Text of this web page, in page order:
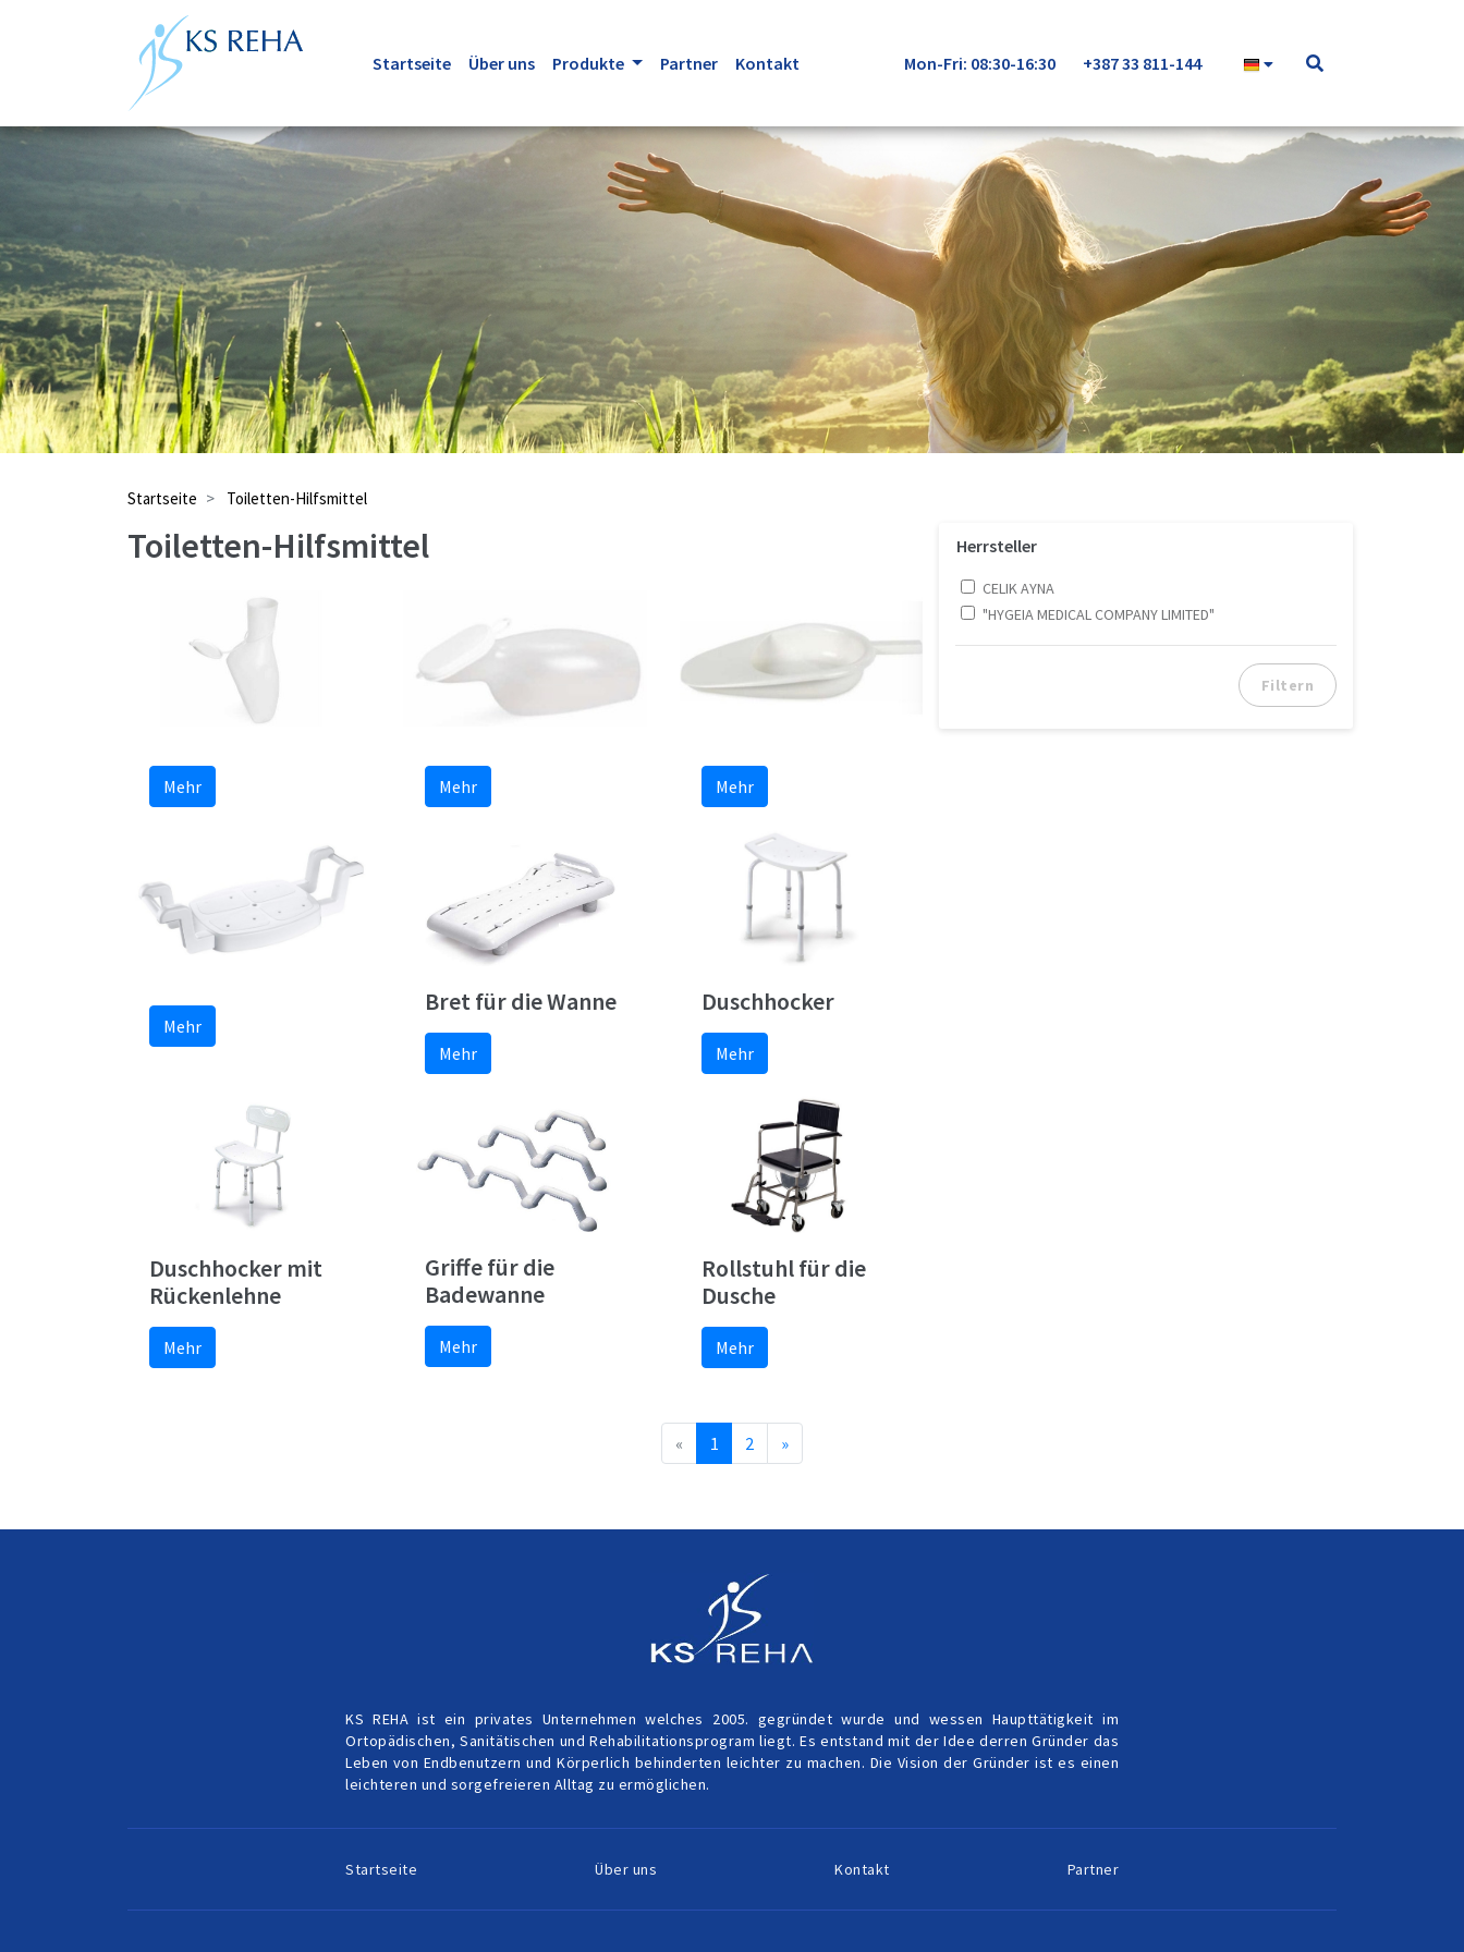
Startseite Über uns Produkte Partner Kontakt Mon-Fri: 08:30-16:30 +387 33 811-144
Startseite Toiletten-Hilfsmittel
Toiletten-Hilfsmittel
Mehr Mehr Mehr
Mehr
Bret für die Wanne
Mehr
Duschhocker
Mehr
Duschhocker mit
Rückenlehne
Mehr
Griffe für die
Badewanne
Mehr
Rollstuhl für die
Dusche
Mehr
Herrsteller
CELIK AYNA
"HYGEIA MEDICAL COMPANY LIMITED"
Filtern
« 1 2 »
KS REHA ist ein privates Unternehmen welches 2005. gegründet wurde und wessen Haupttätigkeit im
Ortopädischen, Sanitätischen und Rehabilitationsprogram liegt. Es entstand mit der Idee derren Gründer das
Leben von Endbenutzern und Körperlich behinderten leichter zu machen. Die Vision der Gründer ist es einen
leichteren und sorgefreieren Alltag zu ermöglichen.
Startseite Über uns Kontakt Partner